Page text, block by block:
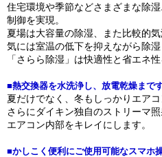
住宅環境や季節などさまざまな除
制御を実現。
夏場は大容量の除湿、また比較的
気には室温の低下を抑えながら除湿
「さらら除湿」は快適性と省エネ
■熱交換器を水洗浄し、放電乾燥まで
夏だけでなく、冬もしっかりエアコ
さらにダイキン独自のストリーマ
エアコン内部をキレイにします。
■かしこく便利にご使用可能なスマホ